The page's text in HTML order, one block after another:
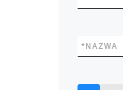
NAZWA
*